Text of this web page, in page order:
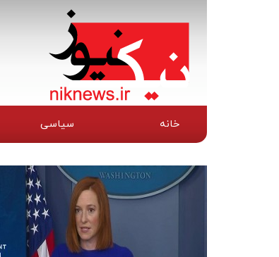
خانه سیاسی